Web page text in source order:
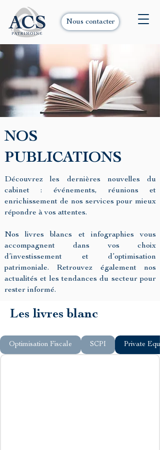
Nous contacter
NOS
PUBLICATIONS
Découvrez les dernières nouvelles du
cabinet : événements, réunions et
enrichissement de nos services pour mieux
répondre à vos attentes.
Nos livres blancs et infographies vous
accompagnent dans vos choix
d’investissement et d’optimisation
patrimoniale. Retrouvez également nos
actualités et les tendances du secteur pour
rester informé.
Les livres blanc
Optimisation Fiscale SCPI Private